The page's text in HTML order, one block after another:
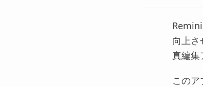
向上さ
真編集
この